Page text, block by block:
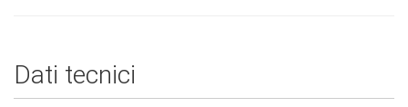
Dati tecnici